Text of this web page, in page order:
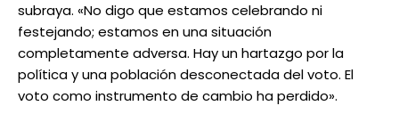
subraya. «No digo que estamos celebrando ni
festejando; estamos en una situación
completamente adversa. Hay un hartazgo por la
política y una población desconectada del voto. El
voto como instrumento de cambio ha perdido».